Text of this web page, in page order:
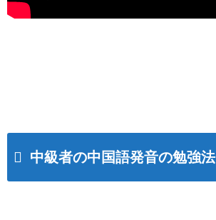
中級者の中国語発音の勉強法